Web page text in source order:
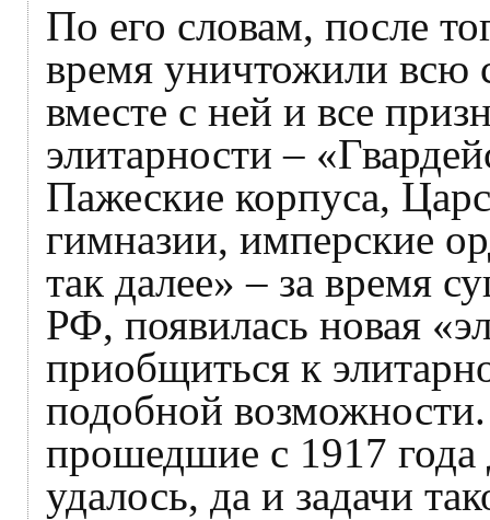
По его словам, после
время уничтожили всю
вместе с ней и все
элитарности –
Пажеские корпуса,
гимназии, имперские
так далее» – за время
РФ, появилась новая
приобщиться к
подобной
прошедшие с 1917 года
удалось, да и задачи